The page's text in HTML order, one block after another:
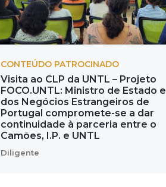
CONTEÚDO PATROCINADO
Visita ao CLP da UNTL – Projeto
FOCO.UNTL: Ministro de Estado e
dos Negócios Estrangeiros de
Portugal compromete-se a dar
continuidade à parceria entre o
Camões, I.P. e UNTL
Diligente